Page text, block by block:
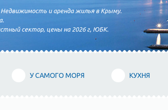
и аренда жилья в Крыму.
сектор, цены на 2026 г, ЮБК.
У САМОГО МОРЯ КУХНЯ